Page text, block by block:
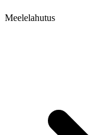
Meelelahutus